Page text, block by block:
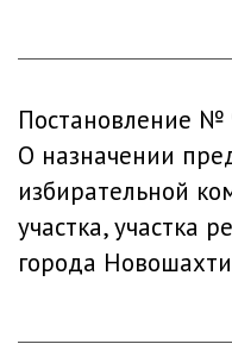
Постановление №
О назначении
избирательной
участка, участка
города